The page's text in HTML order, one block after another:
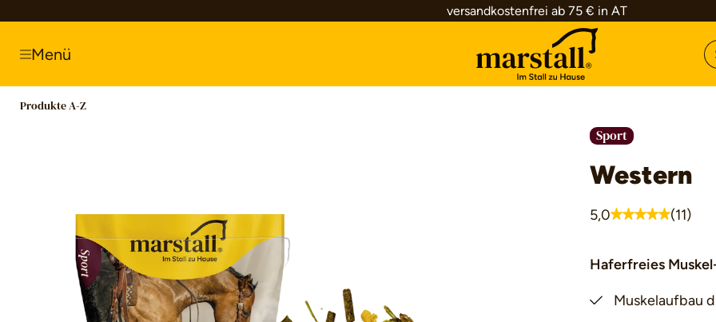
Zur Hauptnavigation springen versandkostenfrei ab 75 € in AT
Menü
Produkte A-Z
Western
Sport
5,0Durchschnittliche
(11)
Haferfreies
Muskelaufbau